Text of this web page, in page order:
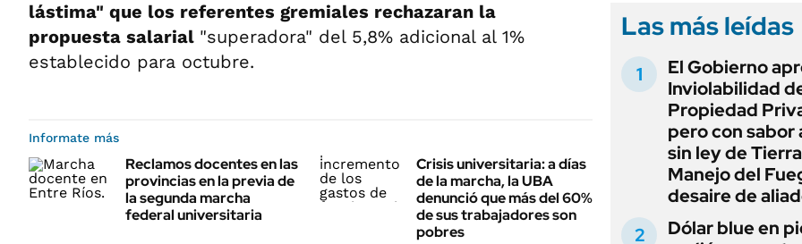
lástima" que los referentes gremiales rechazaran la
propuesta salarial "superadora" del 5,8% adicional al 1%
establecido para octubre.
Informate más
Reclamos docentes en las
provincias en la previa de
la segunda marcha
federal universitaria
Crisis universitaria: a días
de la marcha, la UBA
denunció que más del 60%
de sus trabajadores son
pobres
Las más leídas
El Gobierno
Inviolabilidad
Propiedad
pero con sabor
sin ley de
Manejo del
desaire de
Dólar blue en